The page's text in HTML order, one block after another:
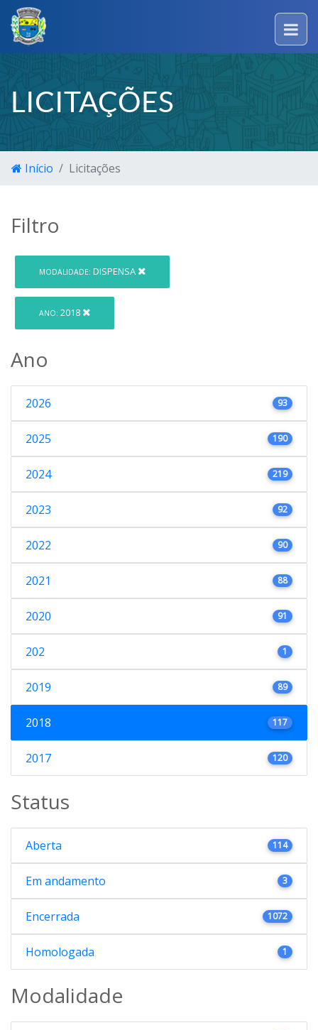
LICITAÇÕES
Início Licitações
Filtro
MODALIDADE: DISPENSA
ANO: 2018
Ano
2026 93
2025 190
2024 219
2023 92
2022 90
2021 88
2020 91
202 1
2019 89
2018 117
2017 120
Status
Aberta 114
Em andamento 3
Encerrada 1072
Homologada 1
Modalidade